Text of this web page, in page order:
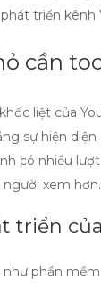
triển kênh
cần
liệt của
sự hiện
có nhiều
xem hơn.
triển
như phần